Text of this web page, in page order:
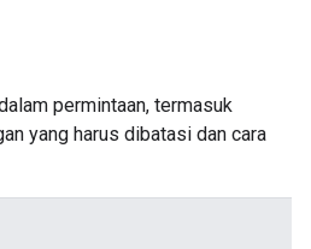
permintaan, termasuk
yang harus dibatasi dan cara